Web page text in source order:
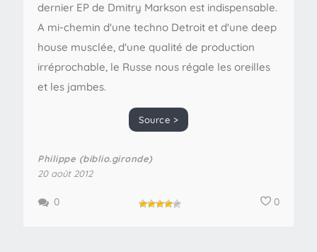
dernier EP de Dmitry Markson est indispensable.
A mi-chemin d'une techno Detroit et d'une deep
house musclée, d'une qualité de production
irréprochable, le Russe nous régale les oreilles
et les jambes.
Source >
Philippe (biblio.gironde)
20 août 2012
0
0